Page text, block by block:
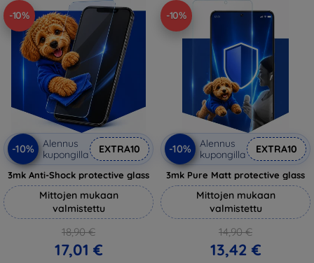
-10%
-10%
Alennus
kupongilla
EXTRA10
3mk Anti-Shock protective glass
Mittojen mukaan
valmistettu
18,90 €
17,01 €
-10%
-10%
Alennus
kupongilla
EXTRA10
3mk Pure Matt protective glass
Mittojen mukaan
valmistettu
14,90 €
13,42 €